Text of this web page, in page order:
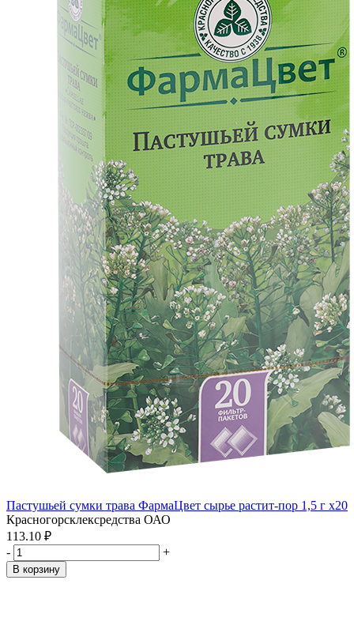
Пастушьей сумки трава ФармаЦвет сырье растит-пор 1,5 г x20
Красногорсклексредства ОАО
113.10 ₽
-
+
В корзину